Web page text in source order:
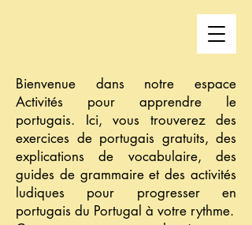
Bienvenue dans notre espace
Activités pour apprendre le
portugais. Ici, vous trouverez des
exercices de portugais gratuits, des
explications de vocabulaire, des
guides de grammaire et des activités
ludiques pour progresser en
portugais du Portugal à votre rythme.